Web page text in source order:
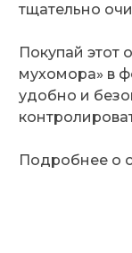
тщательно
Покупай этот
мухомора» в
удобно и
Подробнее о